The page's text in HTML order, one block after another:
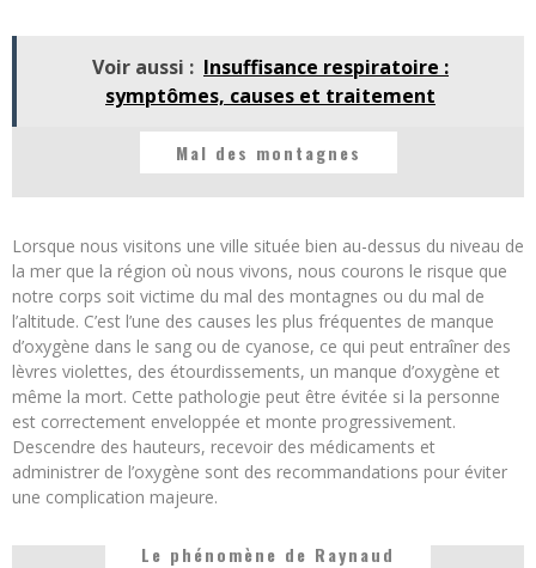
Voir aussi : Insuffisance respiratoire :
symptômes, causes et traitement
Mal des montagnes
Lorsque nous visitons une ville située bien au-dessus du niveau de
la mer que la région où nous vivons, nous courons le risque que
notre corps soit victime du mal des montagnes ou du mal de
l’altitude. C’est l’une des causes les plus fréquentes de manque
d’oxygène dans le sang ou de cyanose, ce qui peut entraîner des
lèvres violettes, des étourdissements, un manque d’oxygène et
même la mort. Cette pathologie peut être évitée si la personne
est correctement enveloppée et monte progressivement.
Descendre des hauteurs, recevoir des médicaments et
administrer de l’oxygène sont des recommandations pour éviter
une complication majeure.
Le phénomène de Raynaud